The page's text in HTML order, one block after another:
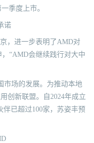
季度上市。
诺
，进一步表明了AMD对
“AMD会继续践行对大中
市场的发展。为推动本地
创新联盟。自2024年成立
已超过100家，苏姿丰预